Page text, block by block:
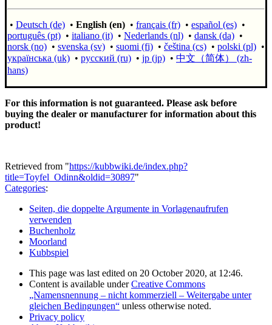
• Deutsch (de) • English (en) • français (fr) • español (es) •
português (pt) • italiano (it) • Nederlands (nl) • dansk (da) •
norsk (no) • svenska (sv) • suomi (fi) • čeština (cs) • polski (pl) •
українська (uk) • русский (ru) • jp (jp) • 中文（简体）‎ (zh-
hans)
For this information is not guaranteed. Please ask before
buying the dealer or manufacturer for information about this
product!
Retrieved from "https://kubbwiki.de/index.php?
title=Toyfel_Odinn&oldid=30897"
Categories:
Seiten, die doppelte Argumente in Vorlagenaufrufen
verwenden
Buchenholz
Moorland
Kubbspiel
This page was last edited on 20 October 2020, at 12:46.
Content is available underCreative Commons
„Namensnennung – nicht kommerziell – Weitergabe unter
gleichen Bedingungen“ unless otherwise noted.
Privacy policy